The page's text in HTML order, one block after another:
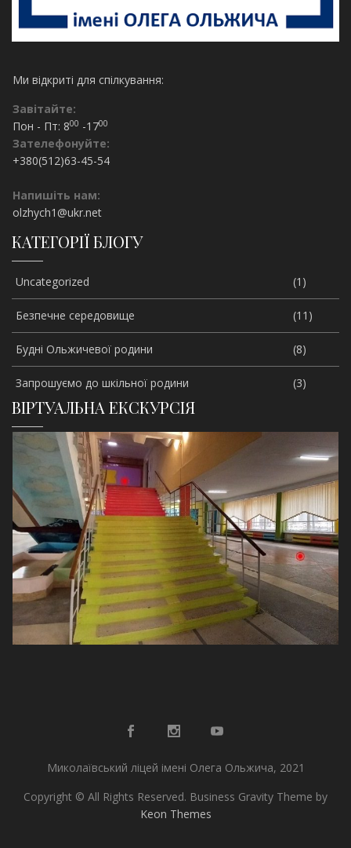
Ми відкриті для спілкування:
Завітайте:
Пон - Пт: 800 -1700
Зателефонуйте:
+380(512)63-45-54
Напишіть нам:
olzhych1@ukr.net
КАТЕГОРІЇ БЛОГУ
Uncategorized (1)
Безпечне середовище (11)
Будні Ольжичевої родини (8)
Запрошуємо до шкільної родини (3)
ВІРТУАЛЬНА ЕКСКУРСІЯ
Миколаївський ліцей імені Олега Ольжича, 2021
Copyright © All Rights Reserved. Business Gravity Theme by
Keon Themes